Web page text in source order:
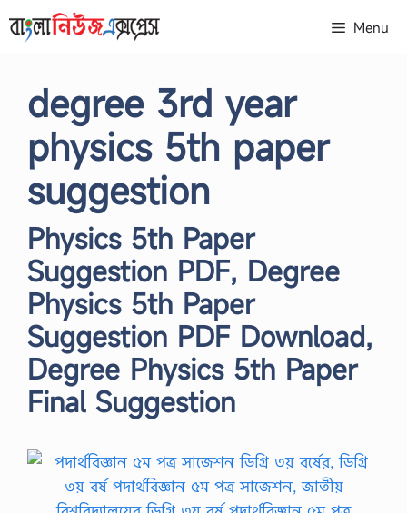
to
Menu
degree 3rd year
physics 5th paper
suggestion
Physics 5th Paper
Suggestion PDF, Degree
Physics 5th Paper
Suggestion PDF Download,
Degree Physics 5th Paper
Final Suggestion